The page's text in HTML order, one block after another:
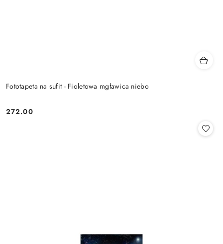
Fototapeta na sufit - Fioletowa mgławica niebo
Cena:
272.00